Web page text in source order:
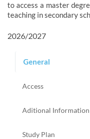
to access a master
teaching in secondary
2026/2027
General
Access
Aditional Information
Study Plan